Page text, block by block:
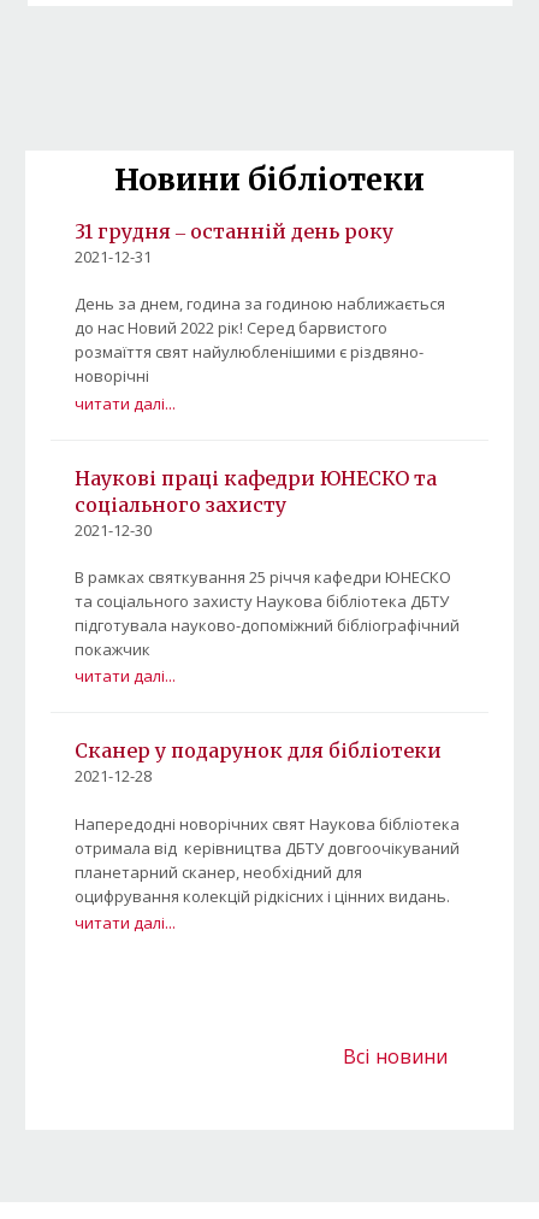
Новини бібліотеки
31 грудня ‒ останній день року
2021-12-31
День за днем, година за годиною наближається
до нас Новий 2022 рік! Серед барвистого
розмаїття свят найулюбленішими є різдвяно-
новорічні
читати далі...
Наукові праці кафедри ЮНЕСКО та
соціального захисту
2021-12-30
В рамках святкування 25 річчя кафедри ЮНЕСКО
та соціального захисту Наукова бібліотека ДБТУ
підготувала науково-допоміжний бібліографічний
покажчик
читати далі...
Сканер у подарунок для бібліотеки
2021-12-28
Напередодні новорічних свят Наукова бібліотека
отримала від керівництва ДБТУ довгоочікуваний
планетарний сканер, необхідний для
оцифрування колекцій рідкісних і цінних видань.
читати далі...
Всі новини